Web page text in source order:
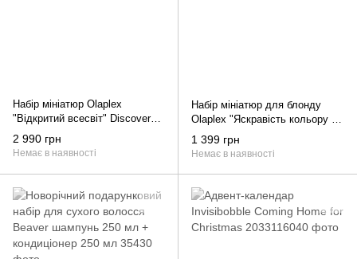
Набір мініатюр Olaplex
"Відкритий всесвіт" Discovery
Kit
2 990 грн
Немає в наявності
Набір мініатюр для блонду
Olaplex "Яскравість кольору та
відновлення" Blondes Mini Kit
1 399 грн
Немає в наявності